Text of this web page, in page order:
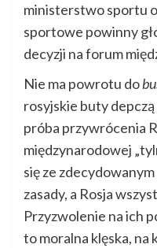
ministerstwo sportu
sportowe powinny
decyzji na forum
Nie ma powrotu do
rosyjskie buty
próba przywrócenia
międzynarodowej
się ze
zasady, a Rosja
Przyzwolenie na ich
to moralna klęska, na